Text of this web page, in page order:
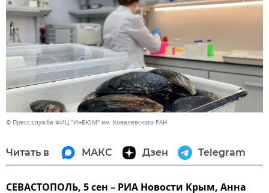
© Пресс-служба ФИЦ "ИнБЮМ" им. Ковалевского РАН
Читать в МАКС Дзен Telegram
СЕВАСТОПОЛЬ, 5 сен – РИА Новости Крым, Анна